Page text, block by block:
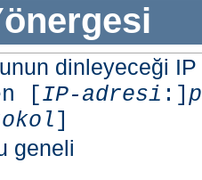
dinleyeceği
[IP-adresi :]
]
geneli